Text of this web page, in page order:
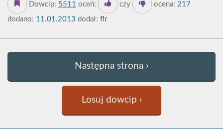
Dowcip: 5511 oceń: czy ocena: 217
dodano: 11.01.2013 dodał: flr
Następna strona ›
Losuj dowcip ›